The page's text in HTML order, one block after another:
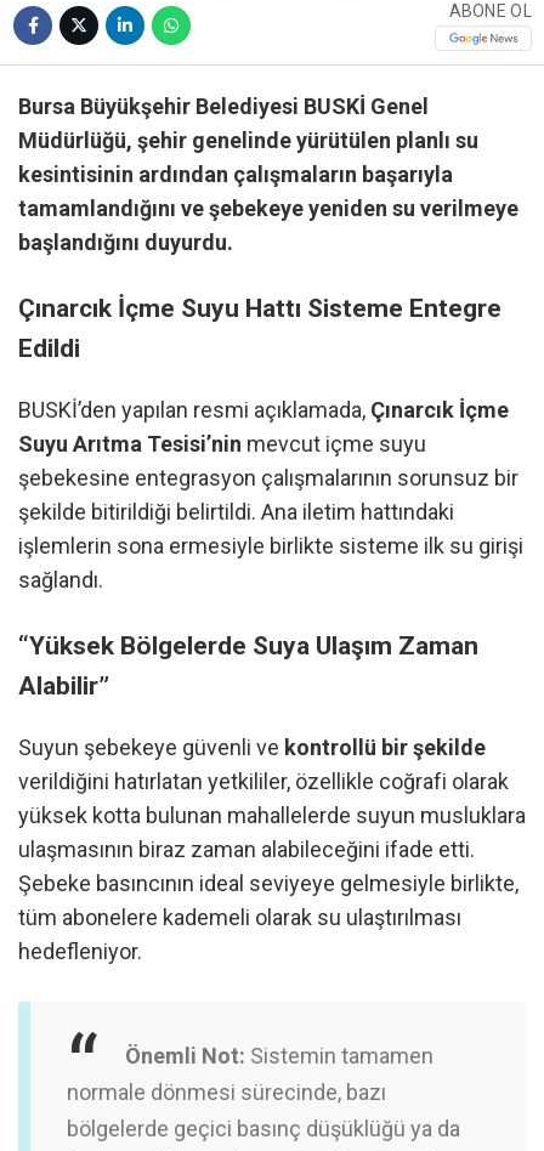
ABONE OL
Bursa Büyükşehir Belediyesi BUSKİ Genel
Müdürlüğü, şehir genelinde yürütülen planlı su
kesintisinin ardından çalışmaların başarıyla
tamamlandığını ve şebekeye yeniden su verilmeye
başlandığını duyurdu.
Çınarcık İçme Suyu Hattı Sisteme Entegre
Edildi
BUSKİ’den yapılan resmi açıklamada, Çınarcık İçme
Suyu Arıtma Tesisi’nin mevcut içme suyu
şebekesine entegrasyon çalışmalarının sorunsuz bir
şekilde bitirildiği belirtildi. Ana iletim hattındaki
işlemlerin sona ermesiyle birlikte sisteme ilk su girişi
sağlandı.
“Yüksek Bölgelerde Suya Ulaşım Zaman
Alabilir”
Suyun şebekeye güvenli ve kontrollü bir şekilde
verildiğini hatırlatan yetkililer, özellikle coğrafi olarak
yüksek kotta bulunan mahallelerde suyun musluklara
ulaşmasının biraz zaman alabileceğini ifade etti.
Şebeke basıncının ideal seviyeye gelmesiyle birlikte,
tüm abonelere kademeli olarak su ulaştırılması
hedefleniyor.
Önemli Not: Sistemin tamamen
normale dönmesi sürecinde, bazı
bölgelerde geçici basınç düşüklüğü ya da